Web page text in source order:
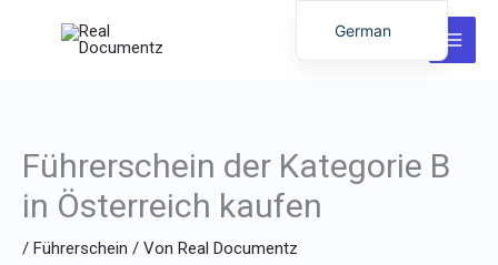
Führerschein der Kategorie B
in Österreich kaufen
/ Führerschein / Von Real Documentz
German
Latvian